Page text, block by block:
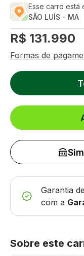
Esse carro está
SÃO LUÍS - MA
R$ 131.990
Formas de
Garantia de
com a
Sobre este